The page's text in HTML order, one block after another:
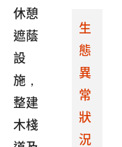
休憩
遮蔭
設
施，
整建
木棧
生
態
異
常
狀
況